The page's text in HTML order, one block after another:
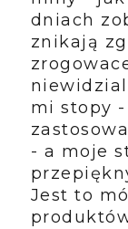
dniach
znikają
mi stopy
- a moje
Jest to